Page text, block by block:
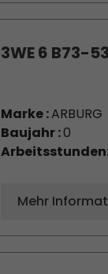
3WE 6 B73-
Marke :ARBURG
Baujahr :0
Mehr